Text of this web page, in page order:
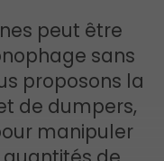
peut être
sans
proposons la
de dumpers,
manipuler